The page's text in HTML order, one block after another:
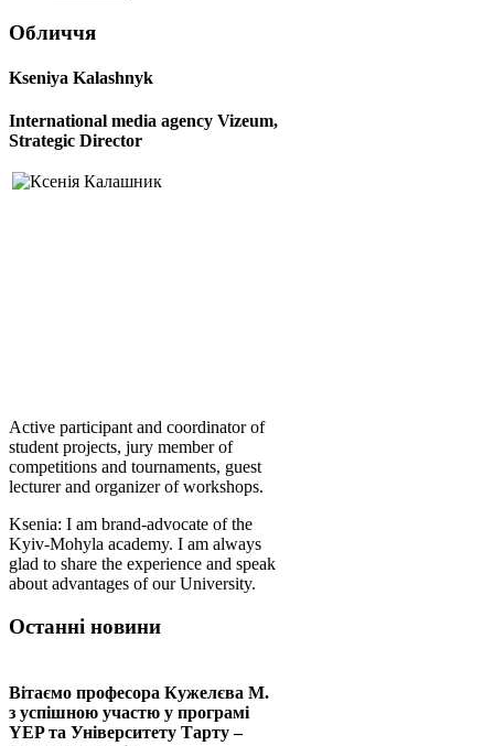
Обличчя
Kseniya Kalashnyk
International media agency Vizeum,
Strategic Director
Active participant and coordinator of
student projects, jury member of
competitions and tournaments, guest
lecturer and organizer of workshops.
Ksenia: I am brand-advocate of the
Kyiv-Mohyla academy. I am always
glad to share the experience and speak
about advantages of our University.
Останні новини
Вітаємо професора Кужелєва М.
з успішною участю у програмі
YEP та Університету Тарту –